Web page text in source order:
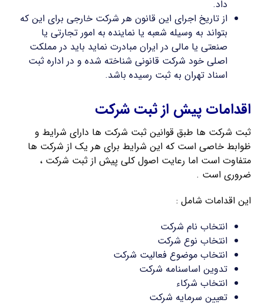
داد.
از تاریخ اجرای این قانون هر شرکت خارجی برای این که
بتواند به وسیله شعبه یا نماینده به امور تجارتی یا
صنعتی یا مالی در ایران مبادرت نماید باید در مملکت
اصلی خود شرکت قانونی شناخته شده و در اداره ثبت
اسناد تهران به ثبت رسیده باشد.
اقدامات پیش از ثبت شرکت
ثبت شرکت ها طبق قوانین ثبت شرکت ها دارای شرایط و
ظوابط خاصی است که این شرایط برای هر یک از شرکت ها
متفاوت است اما رعایت اصول کلی پیش از ثبت شرکت ،
ضروری است .
این اقدامات شامل :
انتخاب نام شرکت
انتخاب نوع شرکت
انتخاب موضوع فعالیت شرکت
تدوین اساسنامه شرکت
انتخاب شرکاء
تعیین سرمایه شرکت